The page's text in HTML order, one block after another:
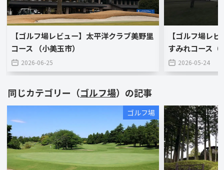
【ゴルフ場レビュー】太平洋クラブ美野里
コース （小美玉市）
2026-06-25
【ゴルフ場レ
すみれコース（
2026-05-24
同じカテゴリー（ゴルフ場）の記事
ゴルフ場